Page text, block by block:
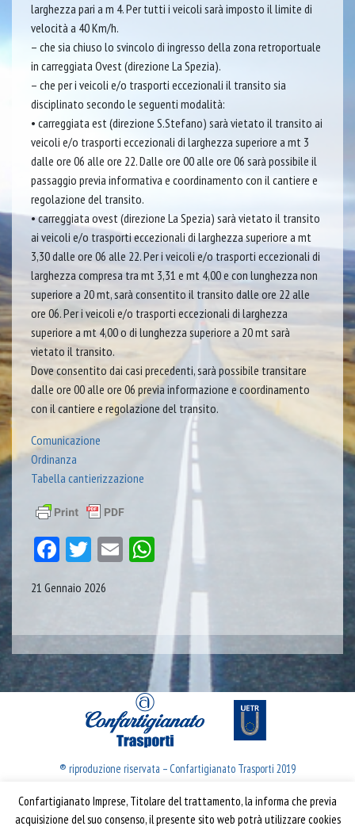
larghezza pari a m 4. Per tutti i veicoli sarà imposto il limite di
velocità a 40 Km/h.
– che sia chiuso lo svincolo di ingresso della zona retroportuale
in carreggiata Ovest (direzione La Spezia).
– che per i veicoli e/o trasporti eccezionali il transito sia
disciplinato secondo le seguenti modalità:
• carreggiata est (direzione S.Stefano) sarà vietato il transito ai
veicoli e/o trasporti eccezionali di larghezza superiore a mt 3
dalle ore 06 alle ore 22. Dalle ore 00 alle ore 06 sarà possibile il
passaggio previa informativa e coordinamento con il cantiere e
regolazione del transito.
• carreggiata ovest (direzione La Spezia) sarà vietato il transito
ai veicoli e/o trasporti eccezionali di larghezza superiore a mt
3,30 dalle ore 06 alle 22. Per i veicoli e/o trasporti eccezionali di
larghezza compresa tra mt 3,31 e mt 4,00 e con lunghezza non
superiore a 20 mt, sarà consentito il transito dalle ore 22 alle
ore 06. Per i veicoli e/o trasporti eccezionali di larghezza
superiore a mt 4,00 o di lunghezza superiore a 20 mt sarà
vietato il transito.
Dove consentito dai casi precedenti, sarà possibile transitare
dalle ore 00 alle ore 06 previa informazione e coordinamento
con il cantiere e regolazione del transito.
Comunicazione
Ordinanza
Tabella cantierizzazione
Facebook
Twitter
EmailWhatsApp
21 Gennaio 2026
® riproduzione riservata – Confartigianato Trasporti 2019
Confartigianato Trasporti
Confartigianato Imprese, Titolare del trattamento, la informa che previa
acquisizione del suo consenso, il presente sito web potrà utilizzare cookies